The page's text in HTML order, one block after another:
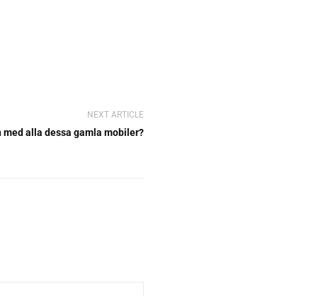
NEXT ARTICLE
med alla dessa gamla mobiler?